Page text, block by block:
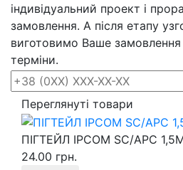
індивідуальний проект і
замовлення. А після етапу
виготовимо Ваше замовлення
терміни.
Переглянуті товари
ПІГТЕЙЛ IPCOM SC/APC
24.00 грн.